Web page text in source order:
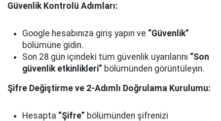
Güvenlik Kontrolü Adımları:
Google hesabınıza giriş yapın ve “Güvenlik”
bölümüne gidin.
Son 28 gün içindeki tüm güvenlik uyarılarını “Son
güvenlik etkinlikleri” bölümünden görüntüleyin.
Şifre Değiştirme ve 2-Adımlı Doğrulama Kurulumu:
Hesapta “Şifre” bölümünden şifrenizi